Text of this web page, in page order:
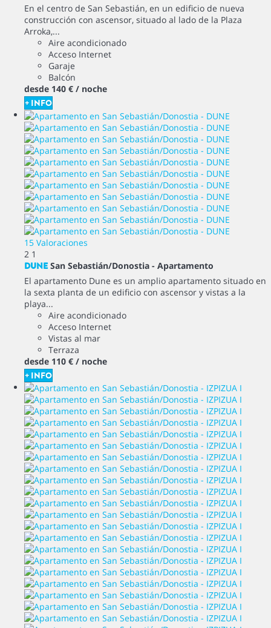
En el centro de San Sebastián, en un edificio de nueva
construcción con ascensor, situado al lado de la Plaza
Arroka,...
Aire acondicionado
Acceso Internet
Garaje
Balcón
desde 140 € / noche
+ INFO
15 Valoraciones
2 1
DUNE San Sebastián/Donostia - Apartamento
El apartamento Dune es un amplio apartamento situado en
la sexta planta de un edificio con ascensor y vistas a la
playa...
Aire acondicionado
Acceso Internet
Vistas al mar
Terraza
desde 110 € / noche
+ INFO